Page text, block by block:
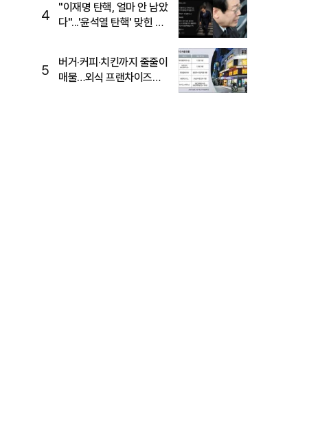
4
"이재명 탄핵, 얼마 안 남았
다"...'윤석열 탄핵' 맞힌 무
5
버거·커피·치킨까지 줄줄이
매물…외식 프랜차이즈